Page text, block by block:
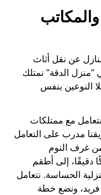
عن نقل أثاث
الدقة” نمتلك
النوعين بنفس
نتعامل مع ممتلكات
مدرب على التعامل
من غرف النوم
دقيقًا، إلى أطقم
الحساسة. نتعامل
ونضع خطة